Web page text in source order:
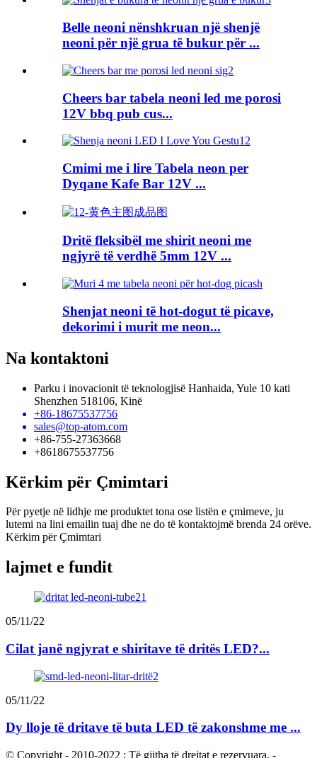
Belle neoni nënshkruan një shenjë
neoni për një grua të bukur për ...
Cheers bar tabela neoni led me porosi
12V bbq pub cus...
Cmimi me i lire Tabela neon per
Dyqane Kafe Bar 12V ...
Dritë fleksibël me shirit neoni me
ngjyrë të verdhë 5mm 12V ...
Shenjat neoni të hot-dogut të picave,
dekorimi i murit me neon...
Na kontaktoni
Parku i inovacionit të teknologjisë Hanhaida, Yule 10 kati
Shenzhen 518106, Kinë
+86-18675537756
sales@top-atom.com
+86-755-27363668
+8618675537756
Kërkim për Çmimtari
Për pyetje në lidhje me produktet tona ose listën e çmimeve, ju
lutemi na lini emailin tuaj dhe ne do të kontaktojmë brenda 24 orëve.
Kërkim për Çmimtari
lajmet e fundit
05/11/22
Cilat janë ngjyrat e shiritave të dritës LED?...
05/11/22
Dy lloje të dritave të buta LED të zakonshme me ...
© Copyright - 2010-2022 : Të gjitha të drejtat e rezervuara. -